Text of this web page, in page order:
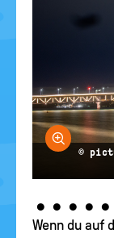
Bild
©
•••••
Wenn du auf